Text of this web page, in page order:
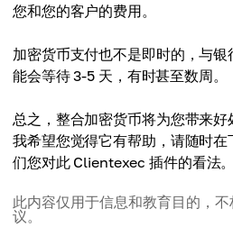
您和您的客户的费用。
加密货币支付也不是即时的，与
能会等待 3-5 天，有时甚至数周。
总之，整合加密货币将为您带来好
我希望您觉得它有帮助，请随时
们您对此 Clientexec 插件的看法。
此内容仅用于信息和教育目的，
议。